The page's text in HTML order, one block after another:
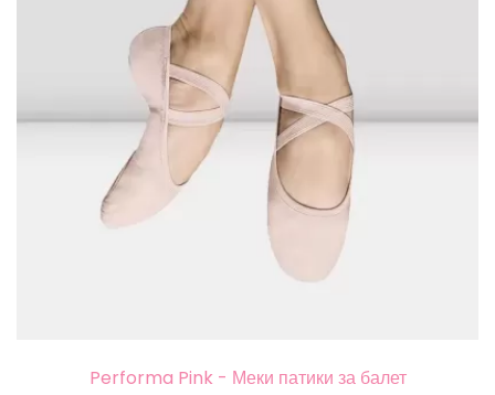
Performa Pink - Меки патики за балет